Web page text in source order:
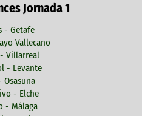
Jornada 1
- Getafe
Vallecano
Villarreal
- Levante
Osasuna
- Elche
- Málaga